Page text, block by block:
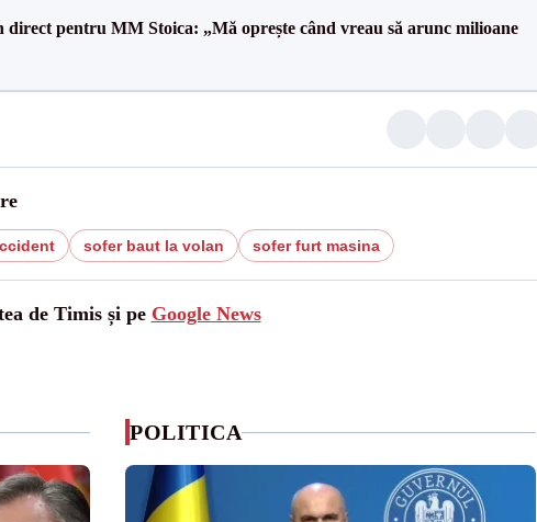
direct pentru MM Stoica: „Mă oprește când vreau să arunc milioane
sofer baut la volan sofer furt masina
de Timis și pe Google News
POLITICA